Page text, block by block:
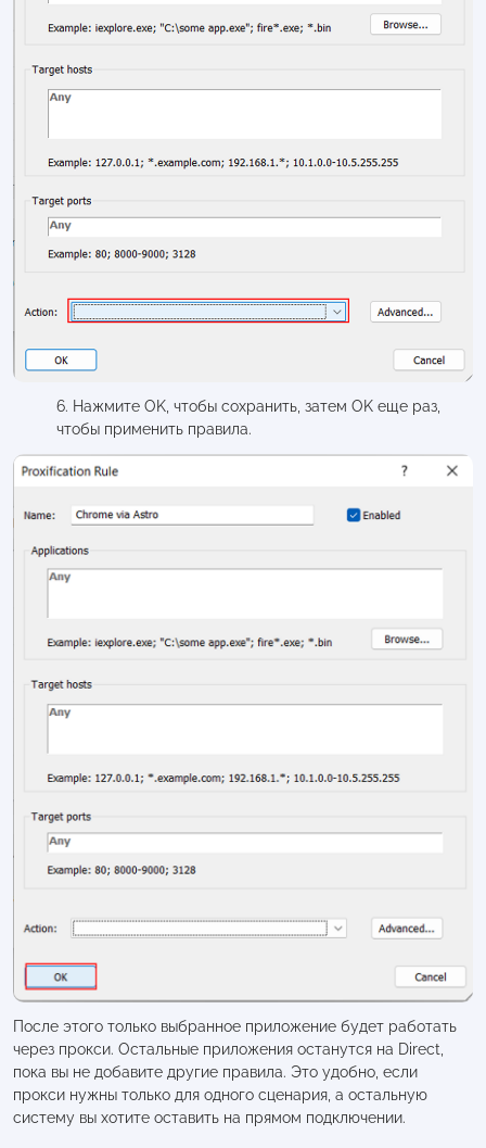
6. Нажмите OK, чтобы сохранить, затем OK еще раз,
чтобы применить правила.
После этого только выбранное приложение будет работать
через прокси. Остальные приложения останутся на Direct,
пока вы не добавите другие правила. Это удобно, если
прокси нужны только для одного сценария, а остальную
систему вы хотите оставить на прямом подключении.